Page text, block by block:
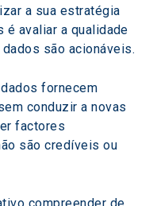
a sua estratégia
é avaliar a qualidade
são acionáveis.
fornecem
conduzir a novas
factores
são credíveis ou